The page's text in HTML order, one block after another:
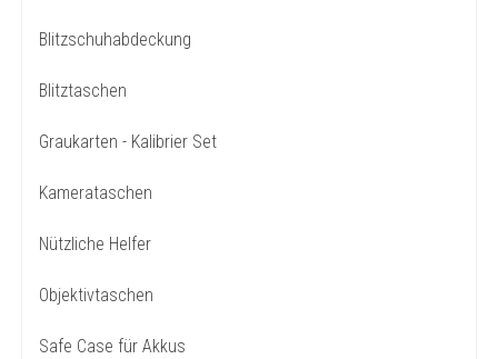
Blitzschuhabdeckung
Blitztaschen
Graukarten - Kalibrier Set
Kamerataschen
Nützliche Helfer
Objektivtaschen
Safe Case für Akkus